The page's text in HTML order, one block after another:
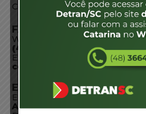
Conheça SC
FALE CONOSCO
WhatsApp:
(48) 3664-1800
E-mail:
ENDEREÇO
Endereço:
Av. Almirante Tamandaré -